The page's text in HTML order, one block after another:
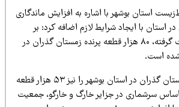
بوشهر با اشاره به افزایش ماندگاری
با ایجاد شرایط لازم اضافه کرد: بر
اساس سرشماری صورت گرفته، ۸۰ هزار قطعه پرنده زمستان گذران در
وی تعداد پرندگان تابستان گذران در استان بوشهر را نیز ۵۳ هزار قطعه
در جزایر خارگ و خارگو، جمعیت